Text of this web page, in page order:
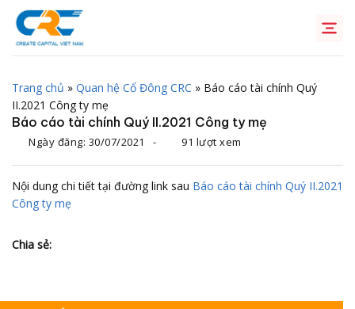
Chuyển
đến
dung
Trang chủ » Quan hệ Cổ Đông CRC » Báo cáo tài chính Quý
II.2021 Công ty mẹ
Báo cáo tài chính Quý II.2021 Công ty mẹ
Ngày đăng: 30/07/2021 - 91 lượt xem
Nội dung chi tiết tại đường link sau Báo cáo tài chính Quý II.2021
Công ty mẹ
Chia sẻ: